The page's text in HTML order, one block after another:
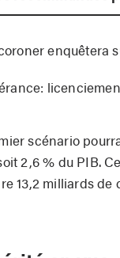
enquêtera
scénario
2,6 % du PIB.
13,2 milliards de